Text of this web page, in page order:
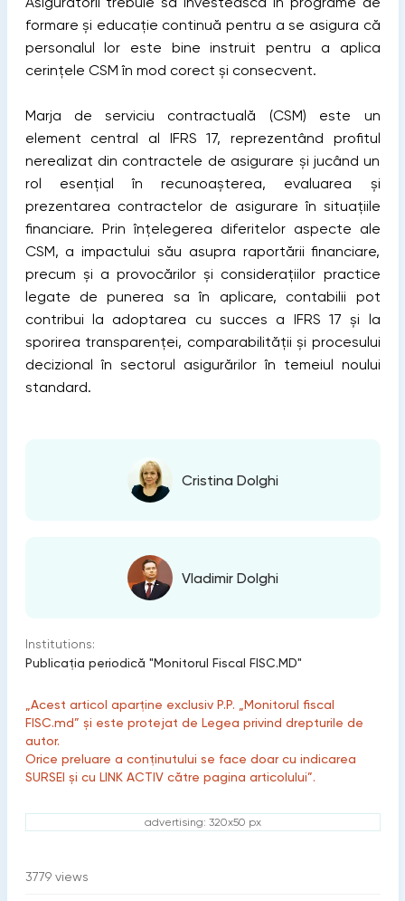
formare și educație continuă pentru a se asigura că
personalul lor este bine instruit pentru a aplica
cerințele CSM în mod corect și consecvent.
Marja de serviciu contractuală (CSM) este un
element central al IFRS 17, reprezentând profitul
nerealizat din contractele de asigurare și jucând un
rol esențial în recunoașterea, evaluarea și
prezentarea contractelor de asigurare în situațiile
financiare. Prin înțelegerea diferitelor aspecte ale
CSM, a impactului său asupra raportării financiare,
precum și a provocărilor și considerațiilor practice
legate de punerea sa în aplicare, contabilii pot
contribui la adoptarea cu succes a IFRS 17 și la
sporirea transparenței, comparabilității și procesului
decizional în sectorul asigurărilor în temeiul noului
standard.
Cristina Dolghi
Vladimir Dolghi
Institutions:
Publicaţia periodică "Monitorul Fiscal FISC.MD"
„Acest articol aparține exclusiv P.P. „Monitorul fiscal
FISC.md” și este protejat de Legea privind drepturile de
autor.
Orice preluare a conținutului se face doar cu indicarea
SURSEI și cu LINK ACTIV către pagina articolului”.
advertising: 320x50 px
3779 views